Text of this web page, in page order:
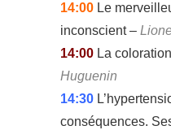
14:00 Le
inconscient –
14:00 La
Huguenin
14:30
conséquences.